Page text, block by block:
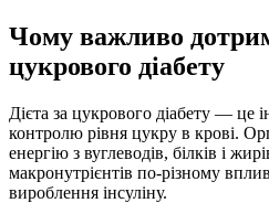
Чому важливо
цукрового діабету
Дієта за цукрового діабету — це
контролю рівня цукру в крові.
енергію з вуглеводів, білків і
макронутрієнтів по-різному
вироблення інсуліну.